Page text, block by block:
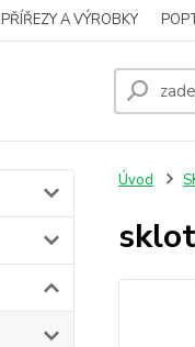
PŘÍŘEZY A VÝROBKY
Úvod